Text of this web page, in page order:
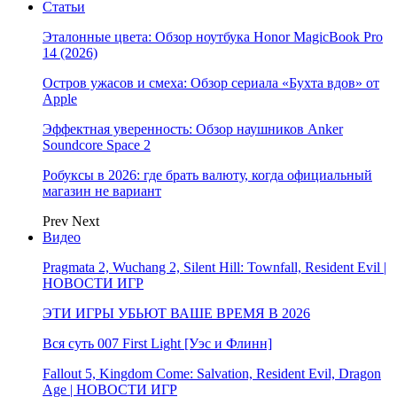
Статьи
Эталонные цвета: Обзор ноутбука Honor MagicBook Pro
14 (2026)
Остров ужасов и смеха: Обзор сериала «Бухта вдов» от
Apple
Эффектная уверенность: Обзор наушников Anker
Soundcore Space 2
Робуксы в 2026: где брать валюту, когда официальный
магазин не вариант
Prev Next
Видео
Pragmata 2, Wuchang 2, Silent Hill: Townfall, Resident Evil |
НОВОСТИ ИГР
ЭТИ ИГРЫ УБЬЮТ ВАШЕ ВРЕМЯ В 2026
Вся суть 007 First Light [Уэс и Флинн]
Fallout 5, Kingdom Come: Salvation, Resident Evil, Dragon
Age | НОВОСТИ ИГР